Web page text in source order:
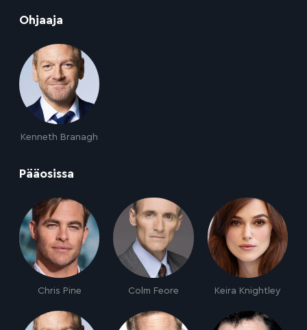
Ohjaaja
Kenneth Branagh
Pääosissa
Chris Pine Colm Feore Keira Knightley